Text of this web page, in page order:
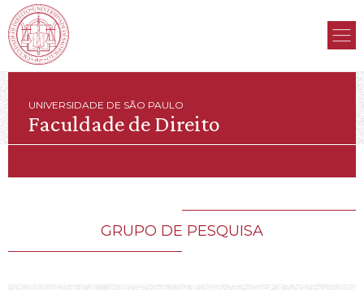
UNIVERSIDADE DE SÃO PAULO
Faculdade de Direito
GRUPO DE PESQUISA